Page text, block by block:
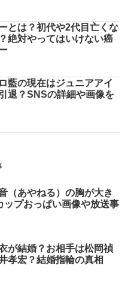
とは？初代や2代目亡くな
絶対やってはいけない癌
藍の現在はジュニアアイ
退？SNSの詳細や画像を
（あやねる）の胸が大き
ップおっぱい画像や放送事
が結婚？お相手は松岡禎
孝宏？結婚指輪の真相